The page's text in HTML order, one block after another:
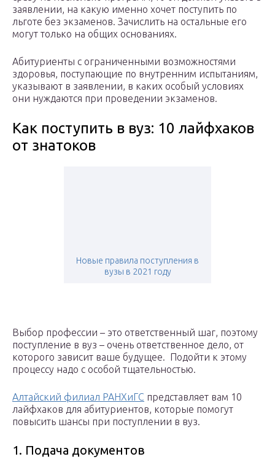
заявлении, на какую именно хочет поступить по
льготе без экзаменов. Зачислить на остальные его
могут только на общих основаниях.
Абитуриенты с ограниченными возможностями
здоровья, поступающие по внутренним испытаниям,
указывают в заявлении, в каких особый условиях
они нуждаются при проведении экзаменов.
Как поступить в вуз: 10 лайфхаков
от знатоков
Новые правила поступления в
вузы в 2021 году
Выбор профессии – это ответственный шаг, поэтому
поступление в вуз – очень ответственное дело, от
которого зависит ваше будущее. Подойти к этому
процессу надо с особой тщательностью.
Алтайский филиал РАНХиГС представляет вам 10
лайфхаков для абитуриентов, которые помогут
повысить шансы при поступлении в вуз.
1. Подача документов